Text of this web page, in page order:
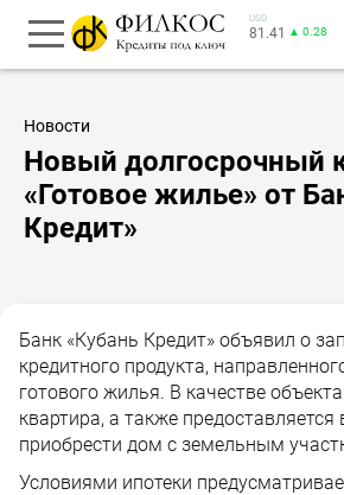
USD
81.41 ▲ 0.28
Новости
Новый долгосрочный
«Готовое жилье» от
Кредит»
Банк «Кубань Кредит» объявил о
кредитного продукта,
готового жилья. В качестве
квартира, а также
приобрести дом с земельным
Условиями ипотеки